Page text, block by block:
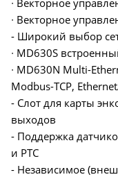
∙ Векторное
- Широкий выбор
∙ MD630S
∙ MD630N Multi-
Modbus-TCP,
- Слот для карты
выходов
- Поддержка
и PTC
- Независимое